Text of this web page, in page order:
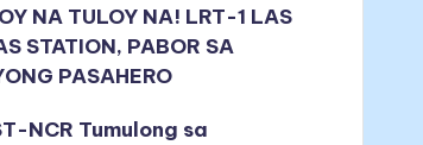
NA TULOY NA! LRT-1 LAS
STATION, PABOR SA
PASAHERO
NCR Tumulong sa